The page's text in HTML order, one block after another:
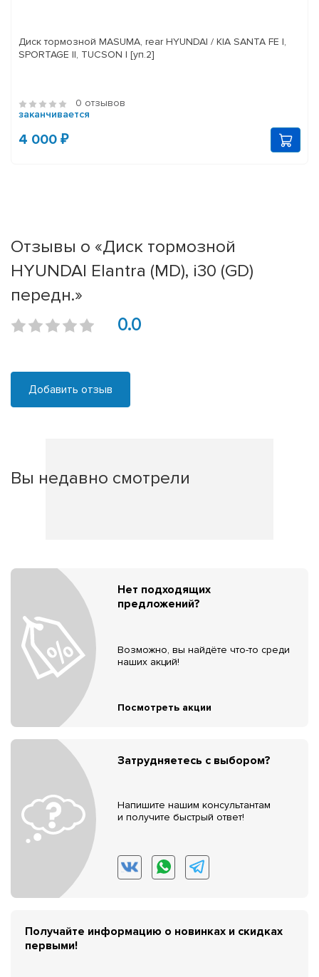
Диск тормозной MASUMA, rear HYUNDAI / KIA SANTA FE I,
SPORTAGE II, TUCSON I [уп.2]
0 отзывов
заканчивается
4 000 ₽
Отзывы о «Диск тормозной
HYUNDAI Elantra (MD), i30 (GD)
передн.»
0.0
Добавить отзыв
Вы недавно смотрели
Нет подходящих
предложений?
Возможно, вы найдёте что-то среди
наших акций!
Посмотреть акции
Затрудняетесь с выбором?
Напишите нашим консультантам
и получите быстрый ответ!
Получайте информацию о новинках и скидках
первыми!